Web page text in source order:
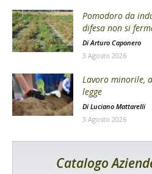
Pomodoro da
difesa non si
Di Arturo Caponero
3 Agosto 2026
Lavoro minorile,
legge
Di Luciano Mattarelli
3 Agosto 2026
Catalogo